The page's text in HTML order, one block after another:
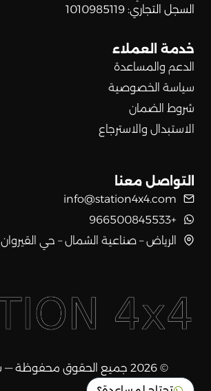
السجل التجاري: 1010985119
خدمة العملاء
الدعم والمساعدة
سياسة الخصوصية
شروط الضمان
الاستبدال والاسترجاع
التواصل معنا
info@station4x4.com
+966500845533
الرياض – صناعية الشمال – حي القيروان
© 2026 جميع الحقوق محفوظة — ستيشن 4×4